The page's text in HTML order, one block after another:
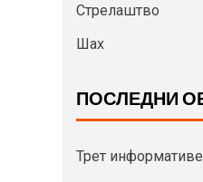
Стрелаштво
Шах
ПОСЛЕДНИ
Трет